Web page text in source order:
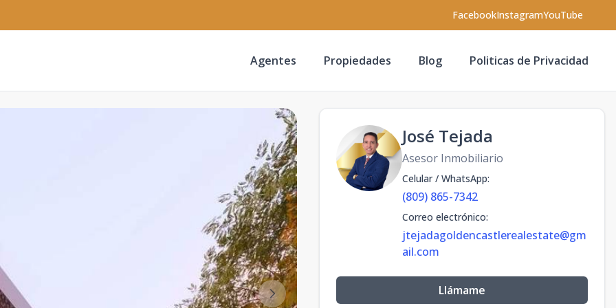
FacebookInstagramYouTube
Agentes Propiedades Blog Politicas de Privacidad
José Tejada
Asesor Inmobiliario
Celular / WhatsApp:
(809) 865-7342
Correo electrónico:
jtejadagoldencastlerealestate@gm
ail.com
Llámame